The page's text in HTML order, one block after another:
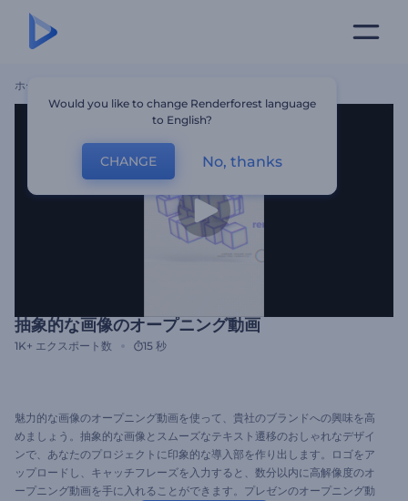
ホーム
抽象的な画像のオープニング動画
1K+ エクスポート数 15 秒
魅力的な画像のオープニング動画を使って、貴社のブランドへの興味を高
めましょう。抽象的な画像とスムーズなテキスト遷移のおしゃれなデザイ
ンで、あなたのプロジェクトに印象的な導入部を作り出します。ロゴをア
ップロードし、キャッチフレーズを入力すると、数分以内に高解像度のオ
ープニング動画を手に入れることができます。プレゼンのオープニング動
Would you like to change Renderforest language
to English?
CHANGE No, thanks